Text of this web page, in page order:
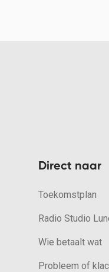
Direct naar
Toekomstplan
Radio Studio
Wie betaalt wat
Probleem of